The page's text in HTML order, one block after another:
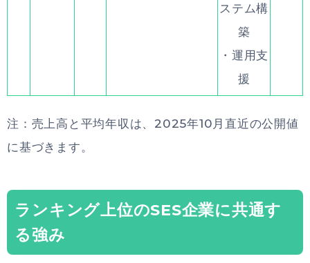
ステム構
築
・運用支
援
注：売上高と平均年収は、2025年10月直近の公開値
に基づきます。
ランキング上位のSES企業に共通す
る強み